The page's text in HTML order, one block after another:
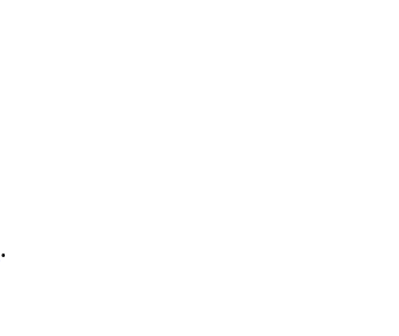
.